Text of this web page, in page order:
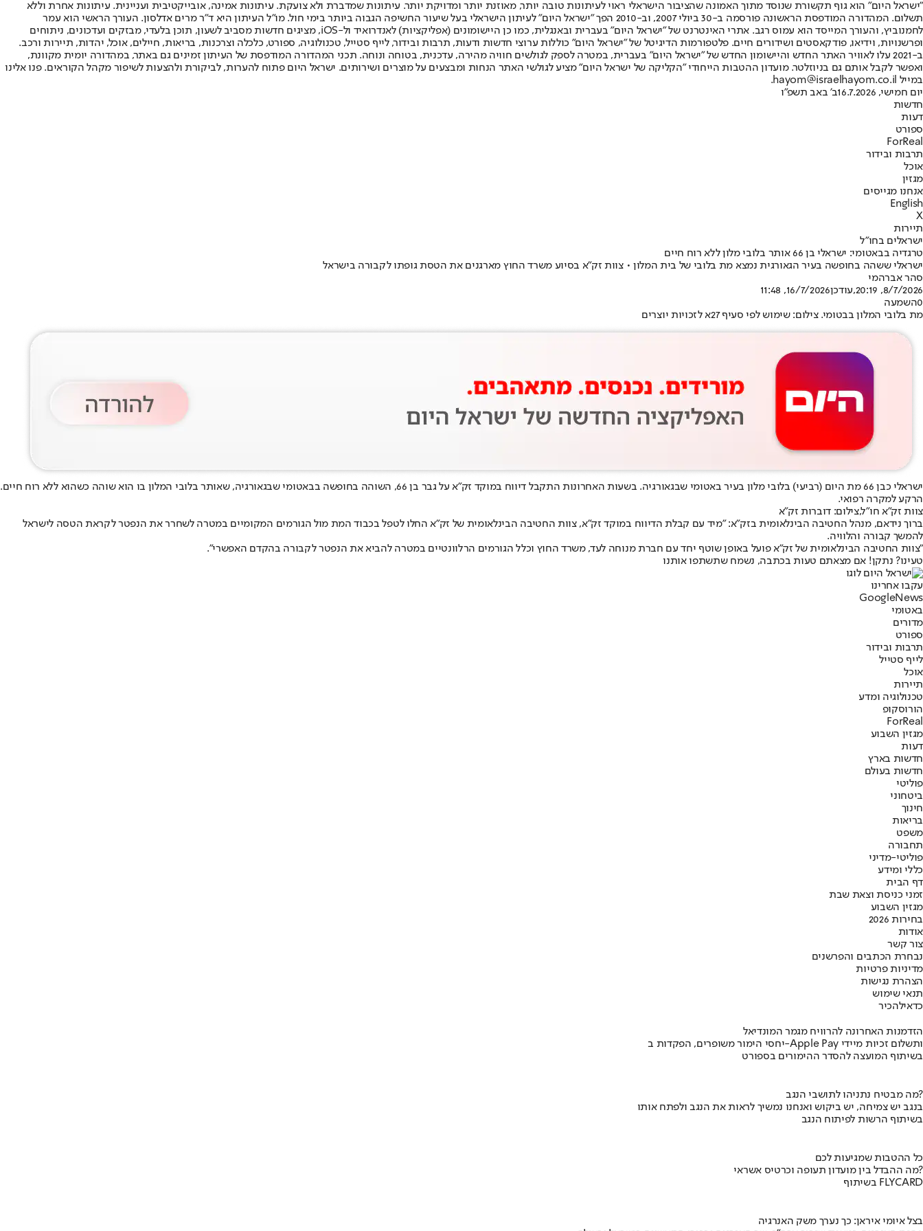
"ישראל היום" הוא גוף תקשורת שנוסד מתוך האמונה שהציבור הישראלי ראוי לעיתונות טובה יותר, מאוזנת יותר ומדויקת יותר. עיתונות שמדברת ולא צועקת. עיתונות אמינה, אובייקטיבית ועניינית. עיתונות אחרת וללא
תשלום. המהדורה המודפסת הראשונה פורסמה ב-30 ביולי 2007, וב-2010 הפך "ישראל היום" לעיתון הישראלי בעל שיעור החשיפה הגבוה ביותר בימי חול. מו"ל העיתון היא ד"ר מרים אדלסון. העורך הראשי הוא עמר
לחמנוביץ, והעורך המייסד הוא עמוס רגב. אתרי האינטרנט של "ישראל היום" בעברית ובאנגלית, כמו כן היישומונים (אפליקציות) לאנדרואיד ול-iOS, מציגים חדשות מסביב לשעון, תוכן בלעדי, מבזקים ועדכונים, ניתוחים
ופרשנויות, וידיאו, פודקאסטים ושידורים חיים. פלטפורמות הדיגיטל של "ישראל היום" כוללות ערוצי חדשות ודעות, תרבות ובידור, לייף סטייל, טכנולוגיה, ספורט, כלכלה וצרכנות, בריאות, חיילים, אוכל, יהדות, תיירות ורכב.
ב-2021 עלו לאוויר האתר החדש והיישומון החדש של "ישראל היום" בעברית, במטרה לספק לגולשים חוויה מהירה, עדכנית, בטוחה ונוחה. תכני המהדורה המודפסת של העיתון זמינים גם באתר, במהדורה יומית מקוונת,
ואפשר לקבל אותם גם בניוזלטר. מועדון ההטבות הייחודי "הקליקה של ישראל היום" מציע לגולשי האתר הנחות ומבצעים על מוצרים ושירותים. ישראל היום פתוח להערות, לביקורת ולהצעות לשיפור מקהל הקוראים. פנו אלינו
במייל hayom@israelhayom.co.il.
יום חמישי, 16.7.2026
ב' באב תשפ"ו
חדשות
דעות
ספורט
ForReal
תרבות ובידור
אוכל
מגזין
אנחנו מגייסים
English
X
תיירות
ישראלים בחו"ל
טרגדיה בבאטומי: ישראלי בן 66 אותר בלובי מלון ללא רוח חיים
ישראלי ששהה בחופשה בעיר הגאורגית נמצא מת בלובי של בית המלון • צוות זק"א בסיוע משרד החוץ מארגנים את הטסת גופתו לקבורה בישראל
סהר אברהמי
8/7/2026, 20:19
,עודכן16/7/2026, 11:48
0השמעה
מת בלובי המלון בבטומי. צילום: שימוש לפי סעיף 27א לזכויות יוצרים
ישראלי כבן 66 מת היום (רביעי) בלובי מלון בעיר באטומי שבגאורגיה. בשעות האחרונות התקבל דיווח במוקד זק"א על גבר בן 66, השוהה בחופשה בבאטומי שבגאורגיה, שאותר בלובי המלון בו הוא שוהה כשהוא ללא רוח חיים.
הרקע למקרה רפואי.
צוות זק"א חו"ל,צילום: דוברות זק"א
ברוך נידאם, מנהל החטיבה הבינלאומית בזק״א: "מיד עם קבלת הדיווח במוקד זק״א, צוות החטיבה הבינלאומית של זק״א החלו לטפל בכבוד המת מול הגורמים המקומיים במטרה לשחרר את הנפטר לקראת הטסה לישראל
להמשך קבורה והלוויה.
"צוות החטיבה הבינלאומית של זק״א פועל באופן שוטף יחד עם חברת מנוחה לעד, משרד החוץ וכלל הגורמים הרלוונטיים במטרה להביא את הנפטר לקבורה בהקדם האפשרי".
טעינו? נתקן! אם מצאתם טעות בכתבה, נשמח שתשתפו אותנו
עקבו אחרינו
Googl eNews
באטומי
מדורים
ספורט
תרבות ובידור
לייף סטייל
אוכל
תיירות
טכנולוגיה ומדע
הורוסקופ
ForReal
מגזין השבוע
דעות
חדשות בארץ
חדשות בעולם
פוליטי
ביטחוני
חינוך
בריאות
משפט
תחבורה
פוליטי-מדיני
כללי ומידע
דף הבית
זמני כניסת וצאת שבת
מגזין השבוע
בחירות 2026
אודות
צור קשר
נבחרת הכתבים והפרשנים
מדיניות פרטיות
הצהרת נגישות
תנאי שימוש
כדאילהכיר
הזדמנות האחרונה להרוויח מגמר המונדיאל
יחסי הימור משופרים, הפקדות ב-Apple Pay ותשלום זכיות מיידי
בשיתוף המועצה להסדר ההימורים בספורט
מה מבטיח נתניהו לתושבי הנגב?
בנגב יש צמיחה, יש ביקוש ואנחנו נמשיך לראות את הנגב ולפתח אותו
בשיתוף הרשות לפיתוח הנגב
כל ההטבות שמגיעות לכם
מה ההבדל בין מועדון תעופה וכרטיס אשראי?
בשיתוף FLYCARD
בצל איומי איראן: כך נערך משק האנרגיה